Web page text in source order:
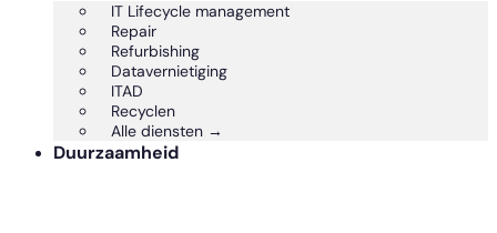
IT Lifecycle management
Repair
Refurbishing
Datavernietiging
ITAD
Recyclen
Alle diensten →
Duurzaamheid